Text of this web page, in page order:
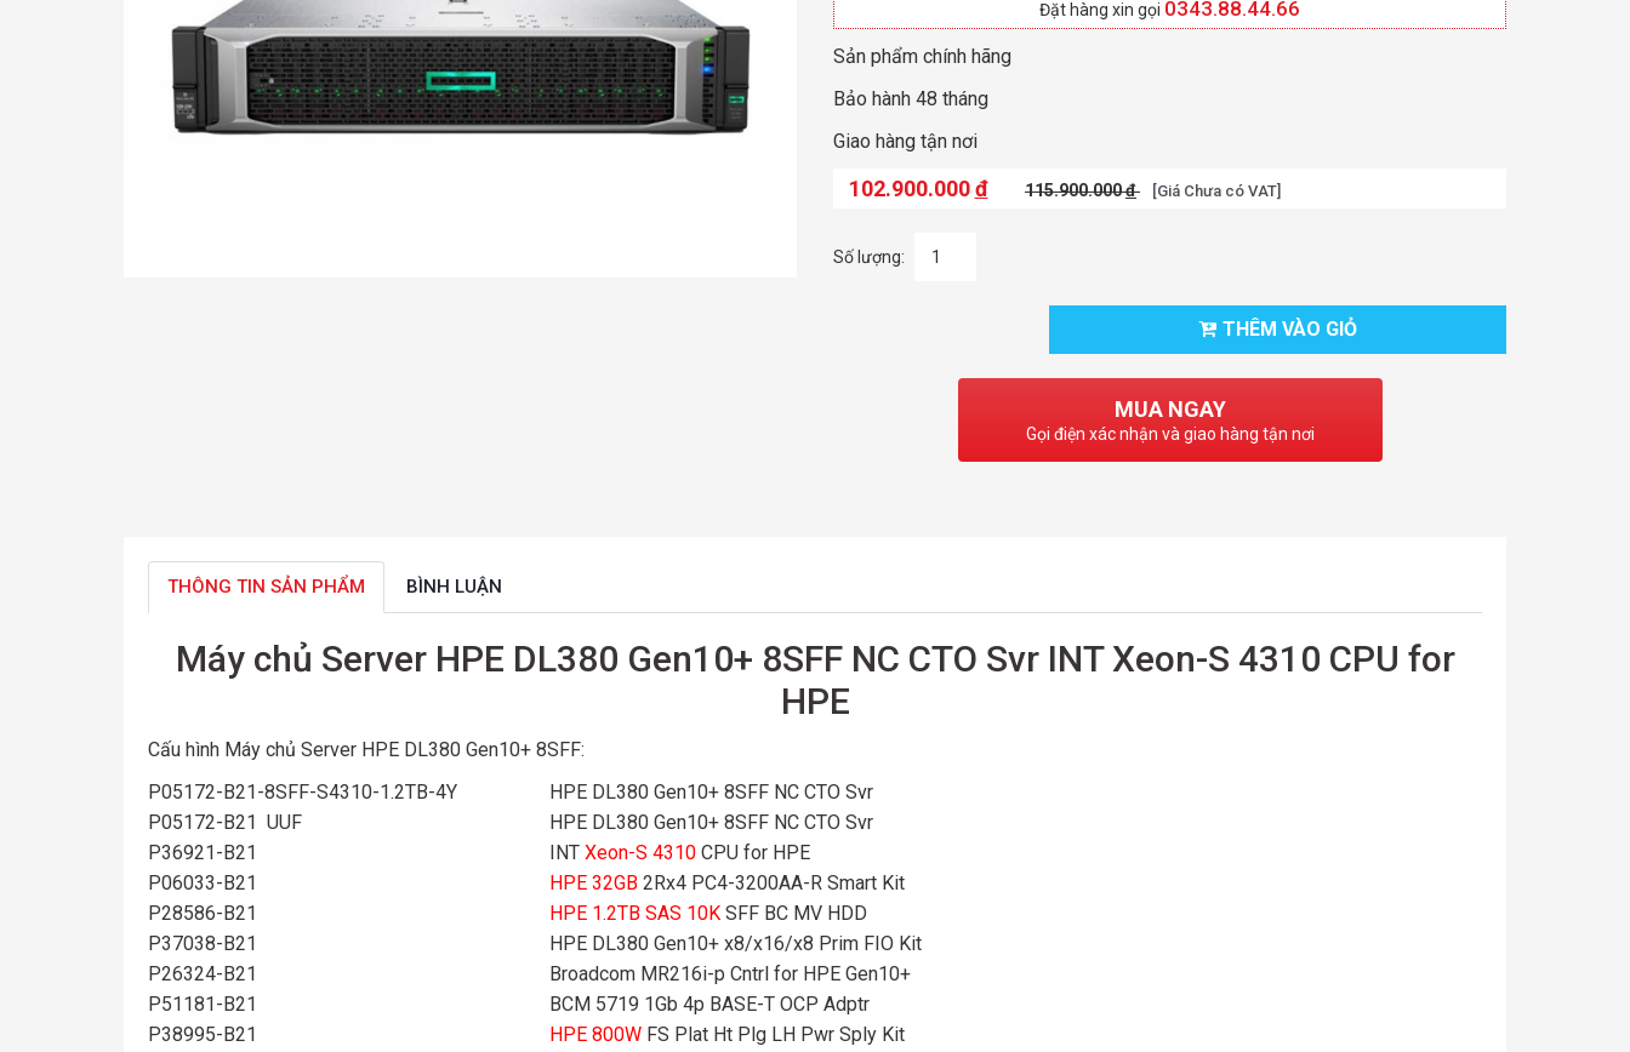
Đặt hàng xin gọi 0343.88.44.66
Sản phẩm chính hãng
Bảo hành 48 tháng
Giao hàng tận nơi
102.900.000đ 115.900.000đ [Giá Chưa có VAT]
Số lượng:
THÊM VÀO GIỎ
MUA NGAY
Gọi điện xác nhận và giao hàng tận nơi
THÔNG TIN SẢN PHẨM BÌNH LUẬN
Máy chủ Server HPE DL380 Gen10+ 8SFF NC CTO Svr INT Xeon-S 4310 CPU for
HPE
Cấu hình Máy chủ Server HPE DL380 Gen10+ 8SFF:
P05172-B21-8SFF-S4310-1.2TB-4Y
HPE DL380 Gen10+ 8SFF NC CTO Svr
P05172-B21 UUF
HPE DL380 Gen10+ 8SFF NC CTO Svr
P36921-B21
INT Xeon-S 4310 CPU for HPE
P06033-B21
HPE 32GB 2Rx4 PC4-3200AA-R Smart Kit
P28586-B21
HPE 1.2TB SAS 10K SFF BC MV HDD
P37038-B21
HPE DL380 Gen10+ x8/x16/x8 Prim FIO Kit
P26324-B21
Broadcom MR216i-p Cntrl for HPE Gen10+
P51181-B21
BCM 5719 1Gb 4p BASE-T OCP Adptr
P38995-B21
HPE 800W FS Plat Ht Plg LH Pwr Sply Kit